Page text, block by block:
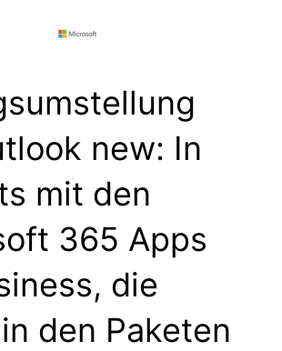
new: In
mit den
365 Apps
die
den Paketen